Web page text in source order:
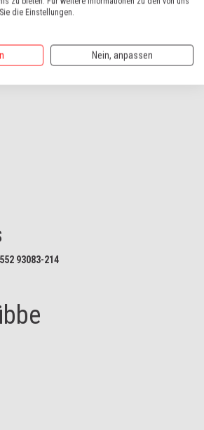
93083-214
die Einstellungen.
Nein, anpassen